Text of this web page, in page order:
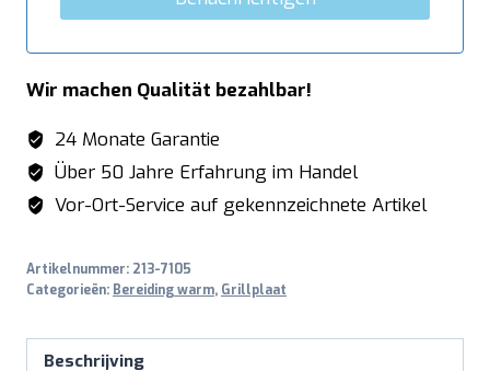
Wir machen Qualität bezahlbar!
24 Monate Garantie
Über 50 Jahre Erfahrung im Handel
Vor-Ort-Service auf gekennzeichnete Artikel
Artikelnummer: 213-7105
Categorieën: Bereiding warm, Grillplaat
Beschrijving